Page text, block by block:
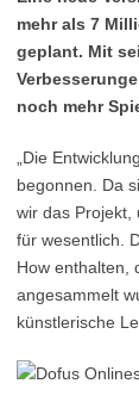
mehr als 7
geplant. Mit
noch mehr
„Die
begonnen. Da
wir das Projekt,
für wesentlich.
How enthalten,
angesammelt
künstlerische